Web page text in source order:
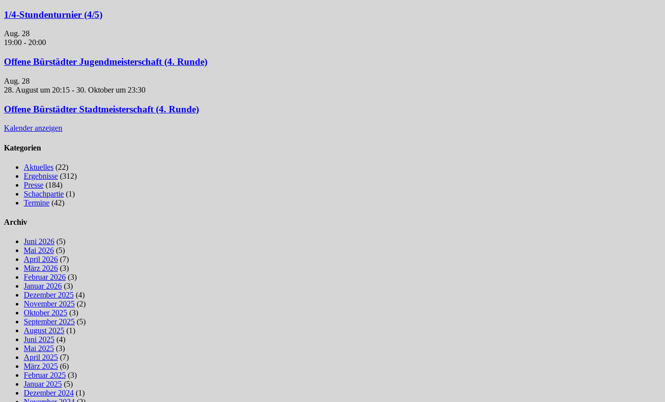
1/4-Stundenturnier (4/5)
Aug. 28
19:00 - 20:00
Offene Bürstädter Jugendmeisterschaft (4. Runde)
Aug. 28
28. August um 20:15 - 30. Oktober um 23:30
Offene Bürstädter Stadtmeisterschaft (4. Runde)
Kalender anzeigen
Kategorien
Aktuelles (22)
Ergebnisse (312)
Presse (184)
Schachpartie (1)
Termine (42)
Archiv
Juni 2026 (5)
Mai 2026 (5)
April 2026 (7)
März 2026 (3)
Februar 2026 (3)
Januar 2026 (3)
Dezember 2025 (4)
November 2025 (2)
Oktober 2025 (3)
September 2025 (5)
August 2025 (1)
Juni 2025 (4)
Mai 2025 (3)
April 2025 (7)
März 2025 (6)
Februar 2025 (3)
Januar 2025 (5)
Dezember 2024 (1)